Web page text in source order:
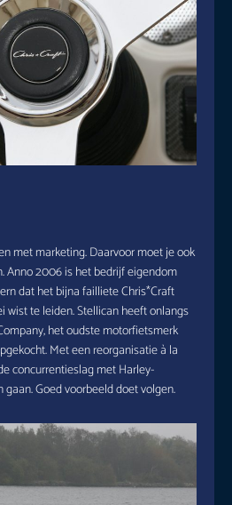
met marketing. Daarvoor moet je ook
Anno 2006 is het bedrijf eigendom
dat het bijna failliete Chris*Craft
wist te leiden. Stellican heeft onlangs
het oudste motorfietsmerk
Met een reorganisatie à la
concurrentieslag met Harley-
Goed voorbeeld doet volgen.